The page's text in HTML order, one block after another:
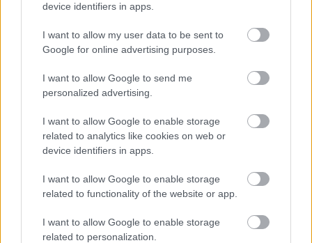
device identifiers in apps.
I want to allow my user data to be sent to
Google for online advertising purposes.
I want to allow Google to send me
personalized advertising.
I want to allow Google to enable storage
related to analytics like cookies on web or
device identifiers in apps.
I want to allow Google to enable storage
related to functionality of the website or app.
I want to allow Google to enable storage
related to personalization.
igazságügy-minisztert, aki szerint Varga Zs.
kinevezése a bírói autonómiaújabb csorbításaként
mindent megtett a harmadik legfontosabb
független hatalmi ág legyalulása érdekében. Így
kényszernyugdíjazták a 62 évnél idősebb bírákat, és
lecserélték a vezetők jelentős részét is. Igaz, a
nyugdíjkorhatár önkényes leszállítására vonatkozó
döntést uniós nyomásra vissza kellett vonni.
Mindez azonban nem azt jelenti – tette hozzá –, hogy
a bírói függetlenséget sikerült volna felszámolni,
mert a végeken dolgozók kamikáze módján őrzik a
bírói ethoszt. Ebbe „rondítottak bele” a mostani